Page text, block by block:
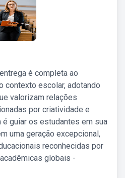
é completa ao
contexto escolar, adotando
valorizam relações
por criatividade e
é guiar os estudantes em sua
uma geração excepcional,
reconhecidas por
globais -